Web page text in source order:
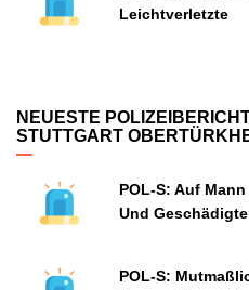
Leichtverletzte
NEUESTE
STUTTGART
POL-S: Auf
Und
POL-S: